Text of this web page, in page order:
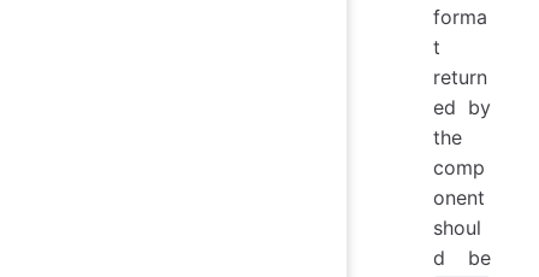
forma
t
return
ed by
the
comp
onent
shoul
d be